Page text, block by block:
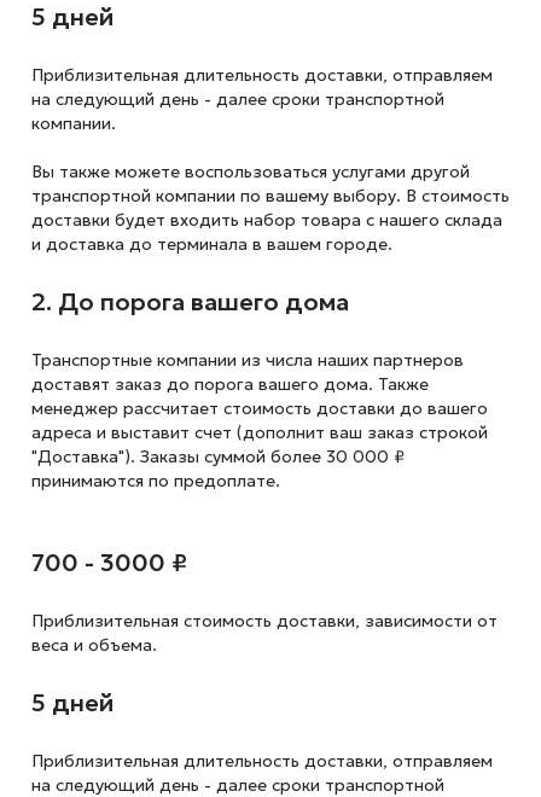
5 дней
Приблизительная длительность доставки, отправляем
на следующий день - далее сроки транспортной
компании.
Вы также можете воспользоваться услугами другой
транспортной компании по вашему выбору. В стоимость
доставки будет входить набор товара с нашего склада
и доставка до терминала в вашем городе.
2. До порога вашего дома
Транспортные компании из числа наших партнеров
доставят заказ до порога вашего дома. Также
менеджер рассчитает стоимость доставки до вашего
адреса и выставит счет (дополнит ваш заказ строкой
"Доставка"). Заказы суммой более 30 000 ₽
принимаются по предоплате.
700 - 3000 ₽
Приблизительная стоимость доставки, зависимости от
веса и объема.
5 дней
Приблизительная длительность доставки, отправляем
на следующий день - далее сроки транспортной